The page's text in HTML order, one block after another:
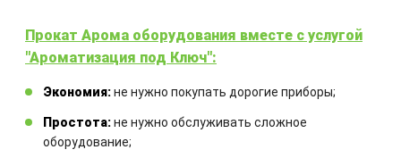
АРОМАДИФУЗОР ОРХИДЕЯ
100 мл
Аромат:с нотами ванили и спелых
фруктов, он кажется богатым и
Прокат Арома оборудования вместе с услугой
"Ароматизация под Ключ":
Экономия:не нужно покупать дорогие приборы;
Простота:не нужно обслуживать сложное
оборудование;